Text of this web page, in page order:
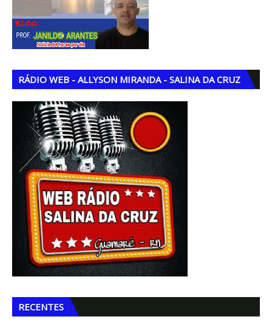
RÁDIO WEB - ALLYSON MIRANDA - SALINA DA CRUZ
RECENTES